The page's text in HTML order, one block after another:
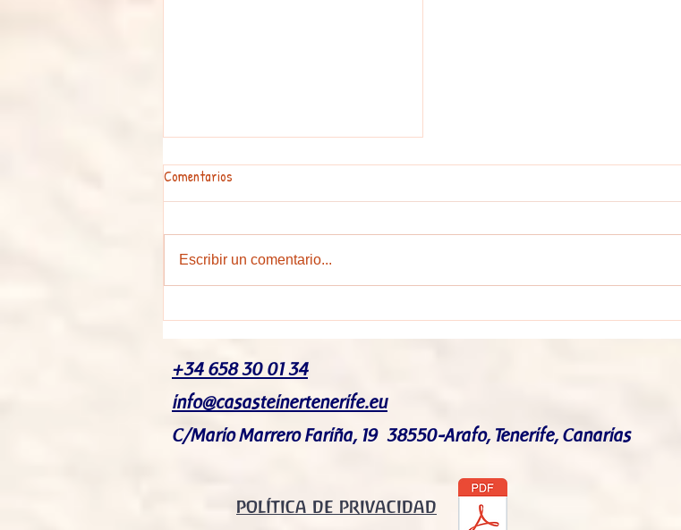
Últimos eventos de Casa Steiner
Tenerife
Comentarios
Escribir un comentario...
+34 658 30 01 34
info@casasteinertenerife.eu
C/Mario Marrero Fariña, 19 38550-Arafo, Tenerife, Canarias
POLÍTICA DE PRIVACIDAD